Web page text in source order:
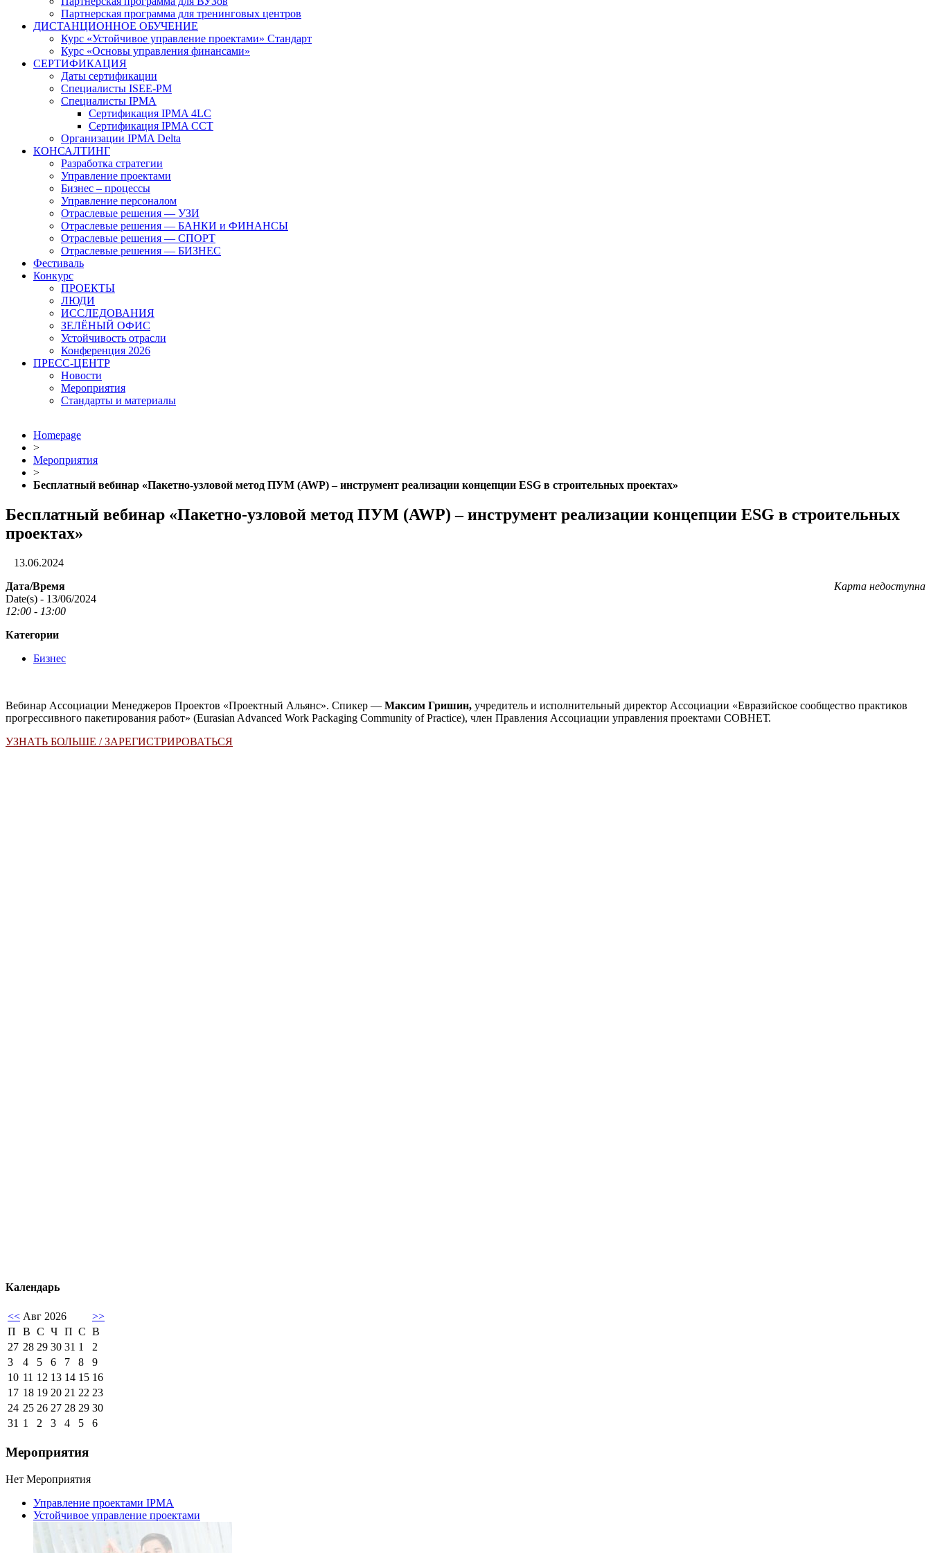
Партнерская программа для тренинговых центров
ДИСТАНЦИОННОЕ ОБУЧЕНИЕ
Курс «Устойчивое управление проектами» Стандарт
Курс «Основы управления финансами»
СЕРТИФИКАЦИЯ
Даты сертификации
Специалисты ISEE-PM
Специалисты IPMA
Сертификация IPMA 4LC
Сертификация IPMA CCT
Организации IPMA Delta
КОНСАЛТИНГ
Разработка стратегии
Управление проектами
Бизнес – процессы
Управление персоналом
Отраслевые решения — УЗИ
Отраслевые решения — БАНКИ и ФИНАНСЫ
Отраслевые решения — СПОРТ
Отраслевые решения — БИЗНЕС
Фестиваль
Конкурс
ПРОЕКТЫ
ЛЮДИ
ИССЛЕДОВАНИЯ
ЗЕЛЁНЫЙ ОФИС
Устойчивость отрасли
Конференция 2026
ПРЕСС-ЦЕНТР
Новости
Мероприятия
Стандарты и материалы
Homepage
>
Мероприятия
>
Бесплатный вебинар «Пакетно-узловой метод ПУМ (AWP) – инструмент реализации концепции ESG в строительных проектах»
Бесплатный вебинар «Пакетно-узловой метод ПУМ (AWP) – инструмент реализации концепции ESG в строительных
проектах»
13.06.2024
Карта недоступна
Дата/Время
Date(s) - 13/06/2024
12:00 - 13:00
Категории
Бизнес
Вебинар Ассоциации Менеджеров Проектов «Проектный Альянс». Спикер — Максим Гришин, учредитель и исполнительный директор Ассоциации «Евразийское сообщество практиков
прогрессивного пакетирования работ» (Eurasian Advanced Work Packaging Community of Practice), член Правления Ассоциации управления проектами СОВНЕТ.
УЗНАТЬ БОЛЬШЕ / ЗАРЕГИСТРИРОВАТЬСЯ
Календарь
<< Авг 2026
>>
П
В С Ч П С В
27 28 29 30 31 1
2
3
4 5 6 7 8
9
10 11 12 13 14 15 16
17 18 19 20 21 22 23
24 25 26 27 28 29 30
31 1 2 3 4 5 6
Мероприятия
Нет Мероприятия
Управление проектами IPMA
Устойчивое управление проектами